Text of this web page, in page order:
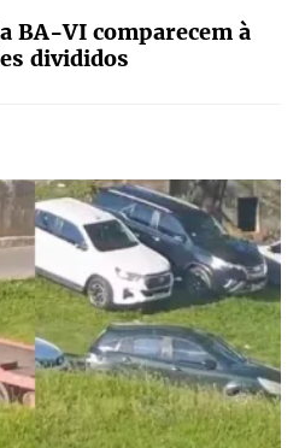
BA-VI comparecem à
divididos